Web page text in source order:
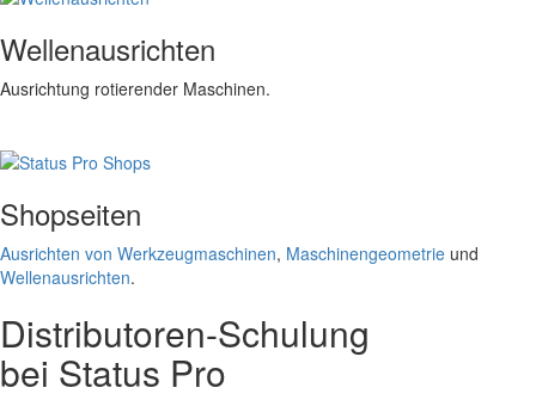
Wellenausrichten
Ausrichtung rotierender Maschinen.
Shopseiten
Ausrichten von Werkzeugmaschinen, Maschinengeometrie und
Wellenausrichten.
Distributoren-Schulung
bei Status Pro